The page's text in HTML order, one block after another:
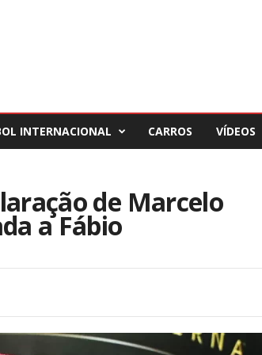
INTERNACIONAL CARROS VÍDEOS
de Marcelo
a Fábio